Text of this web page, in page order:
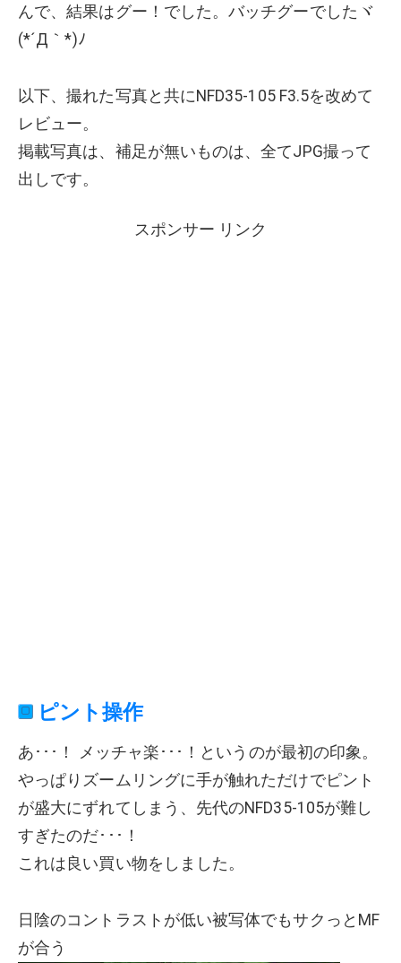
んで、結果はグー！でした。バッチグーでしたヾ
(*´Д｀*)ﾉ
以下、撮れた写真と共にNFD35-105 F3.5を改めて
レビュー。
掲載写真は、補足が無いものは、全てJPG撮って
出しです。
スポンサー リンク
ピント操作
あ･･･！ メッチャ楽･･･！というのが最初の印象。
やっぱりズームリングに手が触れただけでピント
が盛大にずれてしまう、先代のNFD35-105が難し
すぎたのだ･･･！
これは良い買い物をしました。
日陰のコントラストが低い被写体でもサクっとMF
が合う